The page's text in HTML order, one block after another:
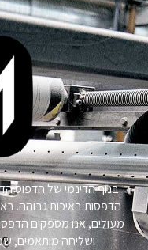
בנוף הדינמי של הדפוס
הדפסות באיכות גבוהה.
מעולים, אנו מספקים
ושליחה מותאמים,